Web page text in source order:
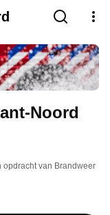
Noord
opdracht van Brandweer